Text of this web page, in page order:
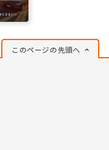
このページの先頭へ